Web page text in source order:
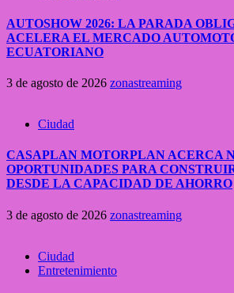
AUTOSHOW 2026: LA PARADA
ACELERA EL MERCADO
ECUATORIANO
3 de agosto de 2026 zonastreaming
Ciudad
CASAPLAN MOTORPLAN ACERCA
OPORTUNIDADES PARA
DESDE LA CAPACIDAD DE AHORRO
3 de agosto de 2026 zonastreaming
Ciudad
Entretenimiento